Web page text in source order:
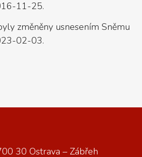
11-25.
změněny usnesením Sněmu
02-03.
30 Ostrava – Zábřeh